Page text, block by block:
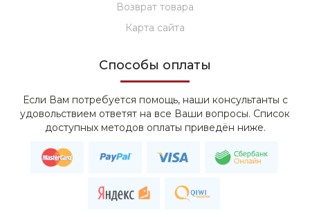
Возврат товара
Карта сайта
Способы оплаты
Если Вам потребуется помощь, наши консультанты с
удовольствием ответят на все Ваши вопросы. Список
доступных методов оплаты приведён ниже.